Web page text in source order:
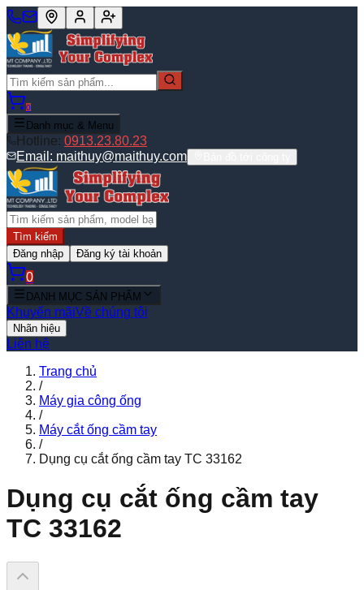
0
Danh mục & Menu
Hotline: 0913.23.80.23
Email: maithuy@maithuy.com
Tìm kiếm
Đăng nhập
Đăng ký tài khoản
0
DANH MỤC SẢN PHẨM
Khuyến mãiVề chúng tôi
Nhãn hiệu
Liên hệ
Trang chủ
/
Máy gia công ống
/
Máy cắt ống cầm tay
/
Dụng cụ cắt ống cầm tay TC 33162
Dụng cụ cắt ống cầm tay
TC 33162